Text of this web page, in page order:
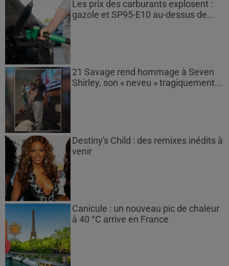
Les prix des carburants explosent :
gazole et SP95-E10 au-dessus de...
21 Savage rend hommage à Seven
Shirley, son « neveu » tragiquement...
Destiny's Child : des remixes inédits à
venir
Canicule : un nouveau pic de chaleur
à 40 °C arrive en France